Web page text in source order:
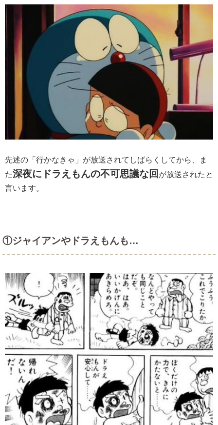
先述の「行かなきゃ」が放送されてしばらくしてから、ま
た深夜にドラえもんの不可思議な回 が放送されたと
言います。
①ジャイアンやドラえもんも…